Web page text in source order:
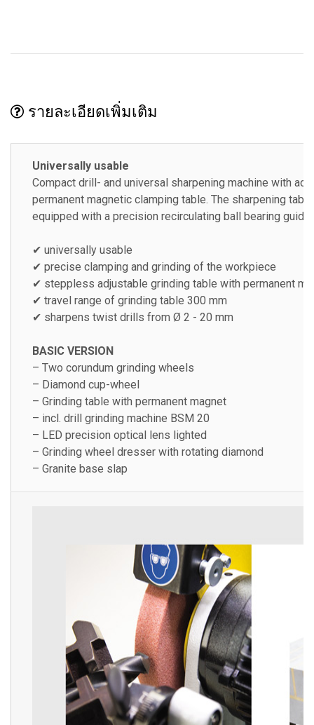
รายละเอียดเพิ่มเติม
Universally usable
Compact drill- and universal sharpening machine with
permanent magnetic clamping table. The sharpening
equipped with a precision recirculating ball bearing guide.
✔ universally usable
✔ precise clamping and grinding of the workpiece
✔ steppless adjustable grinding table with permanent
✔ travel range of grinding table 300 mm
✔ sharpens twist drills from Ø 2 - 20 mm
BASIC VERSION
– Two corundum grinding wheels
– Diamond cup-wheel
– Grinding table with permanent magnet
– incl. drill grinding machine BSM 20
– LED precision optical lens lighted
– Grinding wheel dresser with rotating diamond
– Granite base slap